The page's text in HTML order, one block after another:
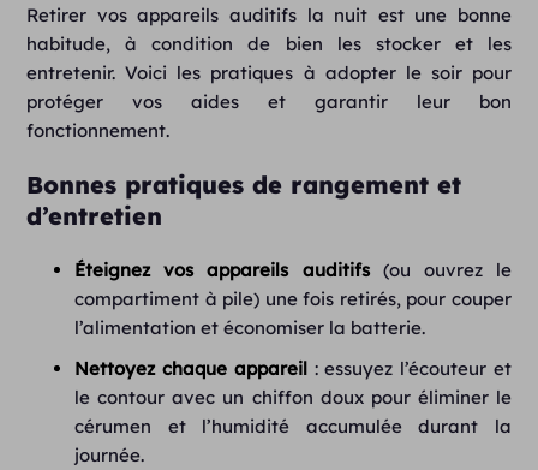
Retirer vos appareils auditifs la nuit est une bonne
habitude, à condition de bien les stocker et les
entretenir. Voici les pratiques à adopter le soir pour
protéger vos aides et garantir leur bon
fonctionnement.
Bonnes pratiques de rangement et
d’entretien
Éteignez vos appareils auditifs(ou ouvrez le
compartiment à pile) une fois retirés, pour couper
l’alimentation et économiser la batterie.
Nettoyez chaque appareil: essuyez l’écouteur et
le contour avec un chiffon doux pour éliminer le
cérumen et l’humidité accumulée durant la
journée.